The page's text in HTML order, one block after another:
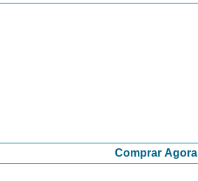
Comprar Agora